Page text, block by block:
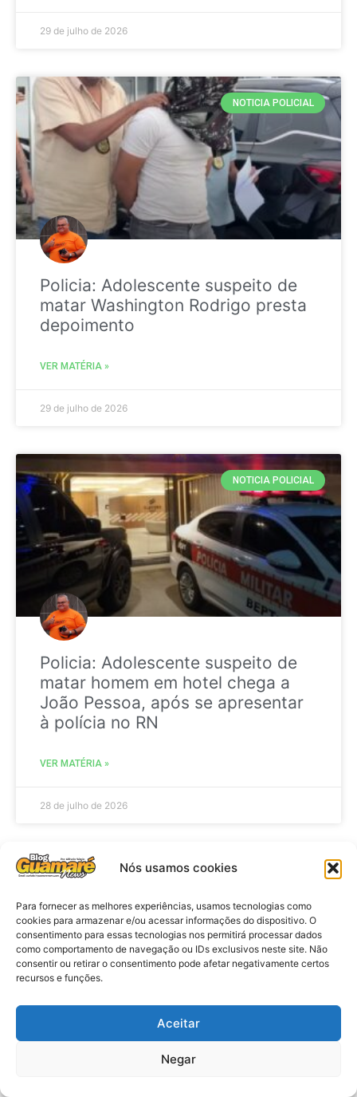
Nós usamos cookies
Para fornecer as melhores experiências, usamos tecnologias como
cookies para armazenar e/ou acessar informações do dispositivo. O
consentimento para essas tecnologias nos permitirá processar dados
como comportamento de navegação ou IDs exclusivos neste site. Não
consentir ou retirar o consentimento pode afetar negativamente certos
recursos e funções.
Aceitar
Negar
29 de julho de 2026
NOTICIA POLICIAL
Policia: Adolescente suspeito de
matar Washington Rodrigo presta
depoimento
VER MATÉRIA »
29 de julho de 2026
NOTICIA POLICIAL
Policia: Adolescente suspeito de
matar homem em hotel chega a
João Pessoa, após se apresentar
à polícia no RN
VER MATÉRIA »
28 de julho de 2026
Eleições 2026: procuradores e